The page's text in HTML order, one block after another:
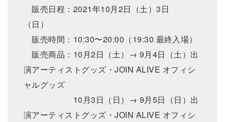
販売日程：2021年10月2日（土）3日
（日）
販売時間：10:30〜20:00（19:30 最終入場）
販売商品：10月2日（土）→ 9月4日（土）出
演アーティストグッズ・JOIN ALIVE オフィシ
ャルグッズ
10月3日（日）→ 9月5日（日）出
演アーティストグッズ・JOIN ALIVE オフィシ